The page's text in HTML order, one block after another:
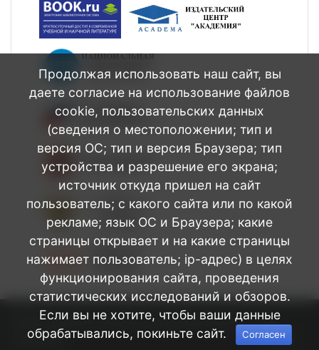
БПОУ Омской области Медицинский
колледж
©
2026
Продолжая использовать наш сайт, вы
даете согласие на использование файлов
cookie, пользовательских данных
(сведения о местоположении; тип и
версия ОС; тип и версия Браузера; тип
устройства и разрешение его экрана;
источник откуда пришел на сайт
пользователь; с какого сайта или по какой
рекламе; язык ОС и Браузера; какие
страницы открывает и на какие страницы
нажимает пользователь; ip-адрес) в целях
функционирования сайта, проведения
статистических исследований и обзоров.
Если вы не хотите, чтобы ваши данные
обрабатывались, покиньте сайт.
Согласен